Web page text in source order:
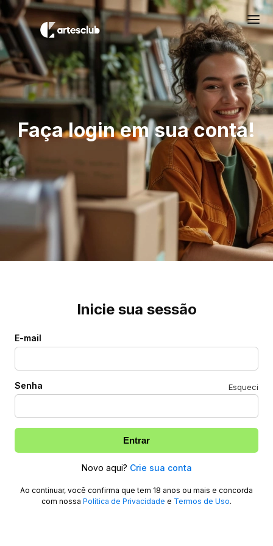
Faça login em sua conta!
Inicie sua sessão
E-mail
Senha Esqueci
Entrar
Novo aqui? Crie sua conta
Ao continuar, você confirma que tem 18 anos ou mais e concorda
com nossa Política de Privacidade e Termos de Uso.